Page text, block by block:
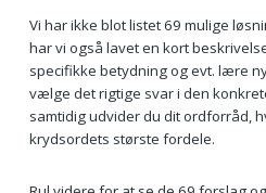
Vi har ikke blot listet 69 mulige
har vi også lavet en kort
specifikke betydning og evt. lære
vælge det rigtige svar i den
samtidig udvider du dit ordforråd,
krydsordets største fordele.